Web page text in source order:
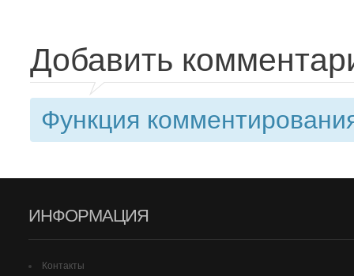
Добавить
Функция
ИНФОРМАЦИЯ
Контакты